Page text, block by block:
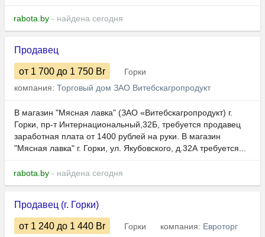
rabota.by - найдена сегодня
Продавец
от 1 700 до 1 750 Br
Горки
компания: Торговый дом ЗАО Витебскагропродукт
В магазин "Мясная лавка" (ЗАО «Витебскагропродукт) г.
Горки, пр-т Интернациональный,32Б, требуется продавец
заработная плата от 1400 рублей на руки. В магазин
"Мясная лавка" г. Горки, ул. Якубовского, д.32А требуется...
rabota.by - найдена сегодня
Продавец (г. Горки)
от 1 240 до 1 440 Br Горки компания: Евроторг